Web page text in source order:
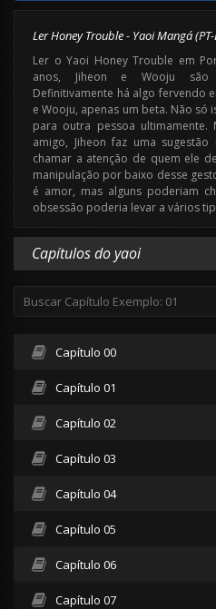
Ler Honey Trouble - Yaoi Mangá (PT-
Ler o Yaoi Honey Trouble em
anos, Jiheon e Wooju são
Definitivamente há algo fervendo
e Wooju, apenas um beta. Não só
para outra pessoa
amigo, Jiheon faz uma
chamar a atenção de quem ele
manipulação por baixo desse
é amor, mas alguns poderiam
obsessão poderia levar a vários
Capítulos do yaoi
Capítulo 00
Capítulo 01
Capítulo 02
Capítulo 03
Capítulo 04
Capítulo 05
Capítulo 06
Capítulo 07